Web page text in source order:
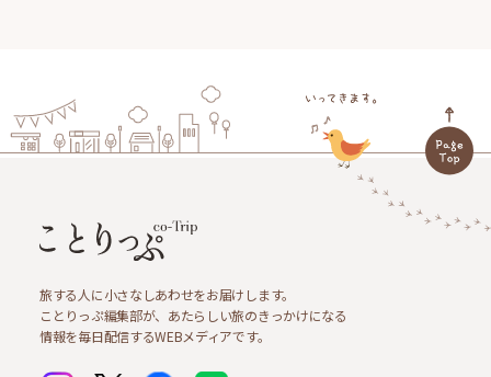
旅する人に小さなしあわせをお届けします。
ことりっぷ編集部が、あたらしい旅のきっかけになる
情報を毎日配信するWEBメディアです。